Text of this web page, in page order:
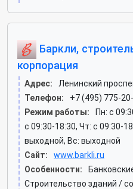
Баркли,
корпорация
Адрес:
Ленинский
Телефон:
+7 (495) 775-
Режим работы:
Пн: c
c 09:30-18:30, Чт: c 09:30-
выходной, Вс: выходной
Сайт:
www.barkli.ru
Особенности:
Строительство зданий /